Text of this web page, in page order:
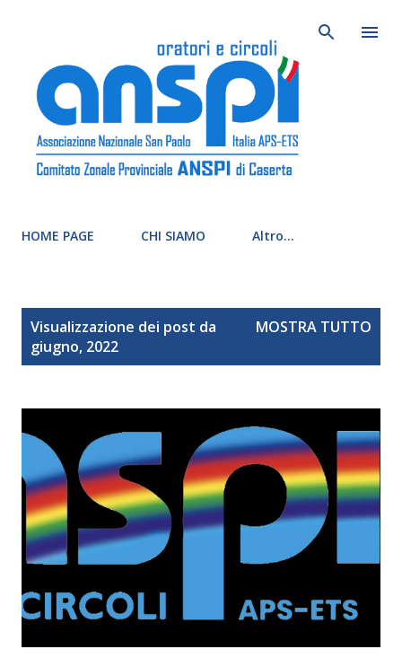
Passa ai
HOME PAGE CHI SIAMO Altro…
Visualizzazione dei post da
giugno, 2022
MOSTRA TUTTO